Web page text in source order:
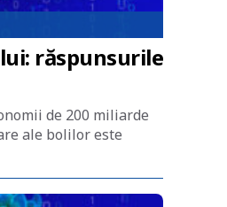
răspunsurile
de 200 miliarde
ale bolilor este